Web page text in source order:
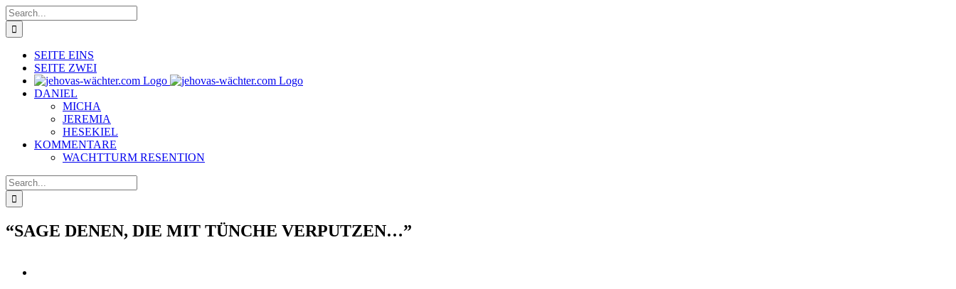
Skip
to
content
Search
for:
SEITE EINS
SEITE ZWEI
DANIEL
MICHA
JEREMIA
HESEKIEL
KOMMENTARE
WACHTTURM RESENTION
Search
for:
“SAGE DENEN, DIE MIT TÜNCHE VERPUTZEN…”